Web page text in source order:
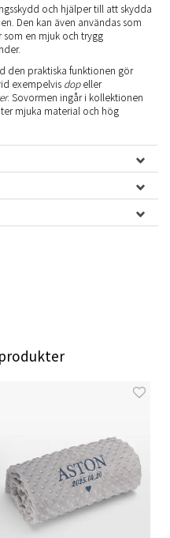
och hjälper till att skydda
Den kan även användas som
en mjuk och trygg
den praktiska funktionen gör
exempelvis dopeller
. Sovormen ingår i kollektionen
mjuka material och hög